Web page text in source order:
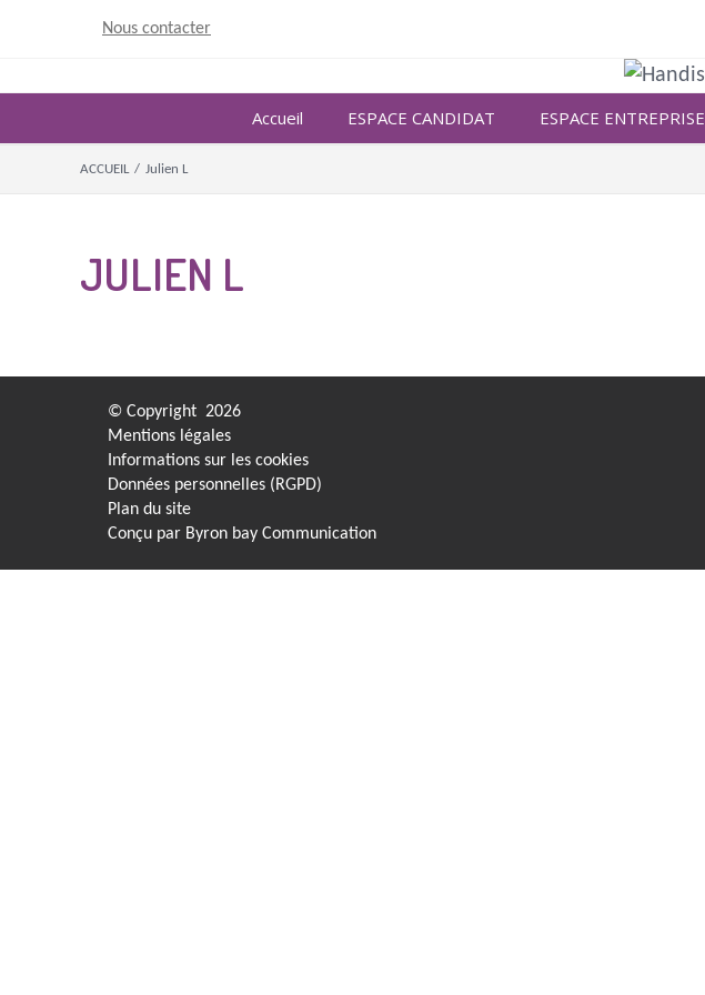
Nous contacter
Accueil ESPACE CANDIDAT ESPACE ENTREPRISE
ACCUEIL / Julien L
JULIEN L
© Copyright 2026
Mentions légales
Informations sur les cookies
Données personnelles (RGPD)
Plan du site
Conçu par Byron bay Communication